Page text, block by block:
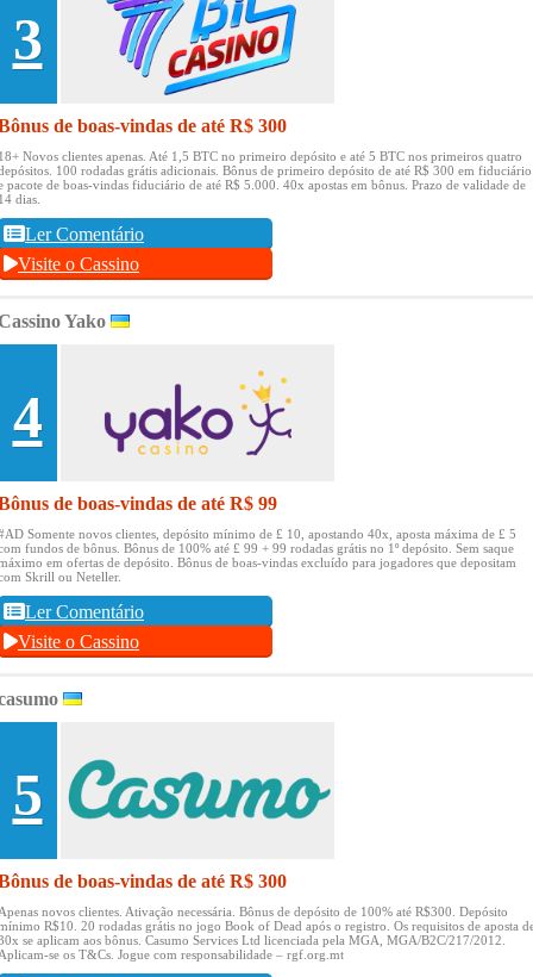
3
de boas-vindas de até R$ 300
Novos clientes apenas. Até 1,5 BTC no primeiro depósito e até 5 BTC nos primeiros quatro
100 rodadas grátis adicionais. Bônus de primeiro depósito de até R$ 300 em fiduciário
pacote de boas-vindas fiduciário de até R$ 5.000. 40x apostas em bônus. Prazo de validade de
dias.
Ler Comentário
Visite o Cassino
Yako
4
de boas-vindas de até R$ 99
Somente novos clientes, depósito mínimo de £ 10, apostando 40x, aposta máxima de £ 5
fundos de bônus. Bônus de 100% até £ 99 + 99 rodadas grátis no 1º depósito. Sem saque
em ofertas de depósito. Bônus de boas-vindas excluído para jogadores que depositam
Skrill ou Neteller.
Ler Comentário
Visite o Cassino
5
de boas-vindas de até R$ 300
novos clientes. Ativação necessária. Bônus de depósito de 100% até R$300. Depósito
R$10. 20 rodadas grátis no jogo Book of Dead após o registro. Os requisitos de aposta
se aplicam aos bônus. Casumo Services Ltd licenciada pela MGA, MGA/B2C/217/2012.
se os T&Cs. Jogue com responsabilidade – rgf.org.mt